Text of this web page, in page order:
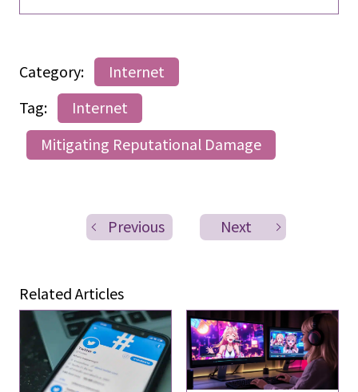
Category:
Internet
Tag:
Internet
Mitigating Reputational Damage
Previous Next
Related Articles